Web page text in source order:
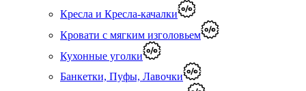
Кресла и Кресла-качалки
Кровати с мягким изголовьем
Кухонные уголки
Банкетки, Пуфы, Лавочки